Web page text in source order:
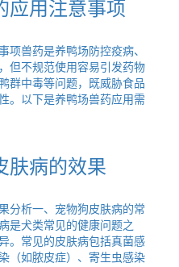
应用注意事项
项兽药是养鸭场防控疫病、
但不规范使用容易引发药物
群中毒等问题，既威胁食品
。以下是养鸭场兽药应用需
肤病的效果
分析一、宠物狗皮肤病的常
是犬类常见的健康问题之
。常见的皮肤病包括真菌感
（如脓皮症）、寄生虫感染